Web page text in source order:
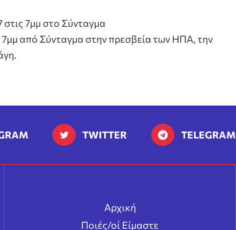
7μμ στο Σύνταγμα
από Σύνταγμα στην πρεσβεία των ΗΠΑ, την
TWITTER TELEGRAM
Αρχική
Ποιές/οί Είμαστε